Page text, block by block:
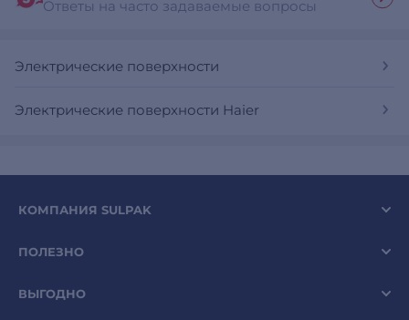
Ответы на часто задаваемые вопросы
Электрические поверхности
Электрические поверхности Haier
КОМПАНИЯ SULPAK
ПОЛЕЗНО
ВЫГОДНО